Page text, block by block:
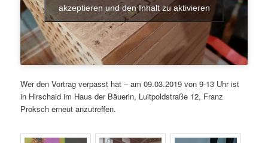
akzeptieren und den Inhalt zu aktivieren
Wer den Vortrag verpasst hat – am 09.03.2019 von 9-13 Uhr ist
in Hirschaid im Haus der Bäuerin, Luitpoldstraße 12, Franz
Proksch erneut anzutreffen.